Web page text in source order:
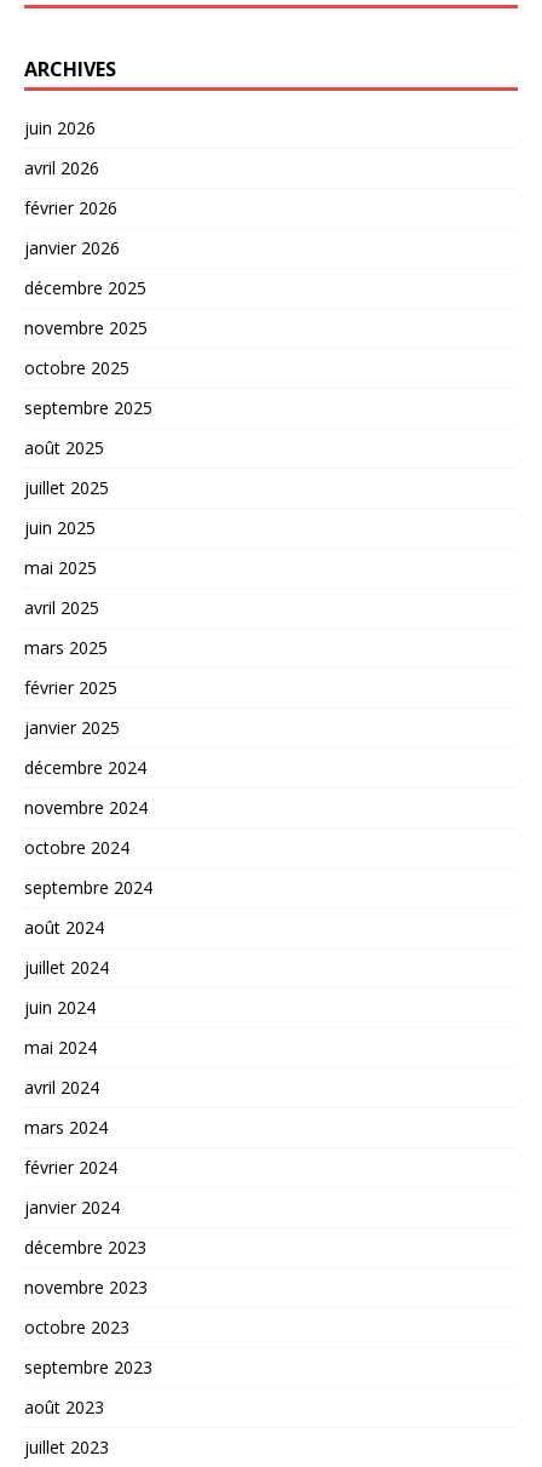
ARCHIVES
juin 2026
avril 2026
février 2026
janvier 2026
décembre 2025
novembre 2025
octobre 2025
septembre 2025
août 2025
juillet 2025
juin 2025
mai 2025
avril 2025
mars 2025
février 2025
janvier 2025
décembre 2024
novembre 2024
octobre 2024
septembre 2024
août 2024
juillet 2024
juin 2024
mai 2024
avril 2024
mars 2024
février 2024
janvier 2024
décembre 2023
novembre 2023
octobre 2023
septembre 2023
août 2023
juillet 2023